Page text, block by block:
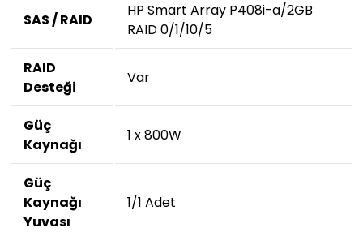
SAS / RAID
HP Smart Array P408i-a/2GB
RAID 0/1/10/5
RAID
Desteği
Var
Güç
Kaynağı
1 x 800W
Güç
Kaynağı
Yuvası
1/1 Adet